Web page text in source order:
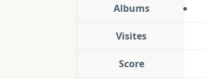
Albums
Visites
Score